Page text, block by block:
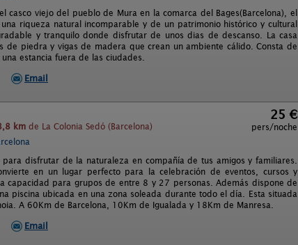
casco viejo del pueblo de Mura en la comarca del Bages(Barcelona), el
riqueza natural incomparable y de un patrimonio histórico y cultural
y tranquilo donde disfrutar de unos dias de descanso. La casa
de piedra y vigas de madera que crean un ambiente cálido. Consta de
estancia fuera de las ciudades.
Email
km de La Colonia Sedó (Barcelona)
25 €
pers/noche
disfrutar de la naturaleza en compañía de tus amigos y familiares.
en un lugar perfecto para la celebración de eventos, cursos y
capacidad para grupos de entre 8 y 27 personas. Además dispone de
piscina ubicada en una zona soleada durante todo el día. Esta situada
A 60Km de Barcelona, 10Km de Igualada y 18Km de Manresa.
Email